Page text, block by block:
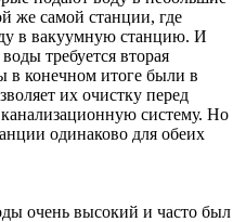
же самой станции, где
в вакуумную станцию. И
требуется вторая
в конечном итоге были в
их очистку перед
систему. Но
одинаково для обеих
очень высокий и часто был